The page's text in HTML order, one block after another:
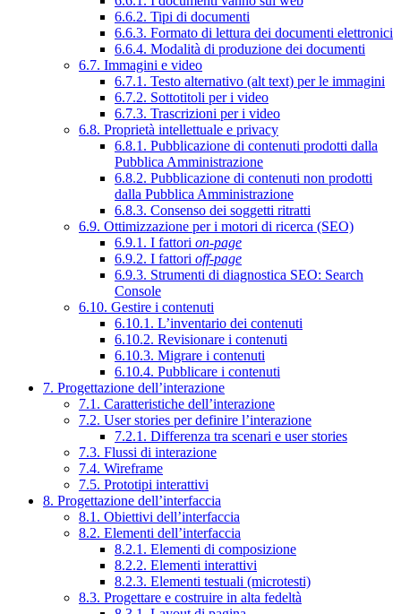
6.6.2. Tipi di documenti
6.6.3. Formato di lettura dei documenti elettronici
6.6.4. Modalità di produzione dei documenti
6.7. Immagini e video
6.7.1. Testo alternativo (alt text) per le immagini
6.7.2. Sottotitoli per i video
6.7.3. Trascrizioni per i video
6.8. Proprietà intellettuale e privacy
6.8.1. Pubblicazione di contenuti prodotti dalla
Pubblica Amministrazione
6.8.2. Pubblicazione di contenuti non prodotti
dalla Pubblica Amministrazione
6.8.3. Consenso dei soggetti ritratti
6.9. Ottimizzazione per i motori di ricerca (SEO)
6.9.1. I fattori on-page
6.9.2. I fattori off-page
6.9.3. Strumenti di diagnostica SEO: Search
Console
6.10. Gestire i contenuti
6.10.1. L’inventario dei contenuti
6.10.2. Revisionare i contenuti
6.10.3. Migrare i contenuti
6.10.4. Pubblicare i contenuti
7. Progettazione dell’interazione
7.1. Caratteristiche dell’interazione
7.2. User stories per definire l’interazione
7.2.1. Differenza tra scenari e user stories
7.3. Flussi di interazione
7.4. Wireframe
7.5. Prototipi interattivi
8. Progettazione dell’interfaccia
8.1. Obiettivi dell’interfaccia
8.2. Elementi dell’interfaccia
8.2.1. Elementi di composizione
8.2.2. Elementi interattivi
8.2.3. Elementi testuali (microtesti)
8.3. Progettare e costruire in alta fedeltà